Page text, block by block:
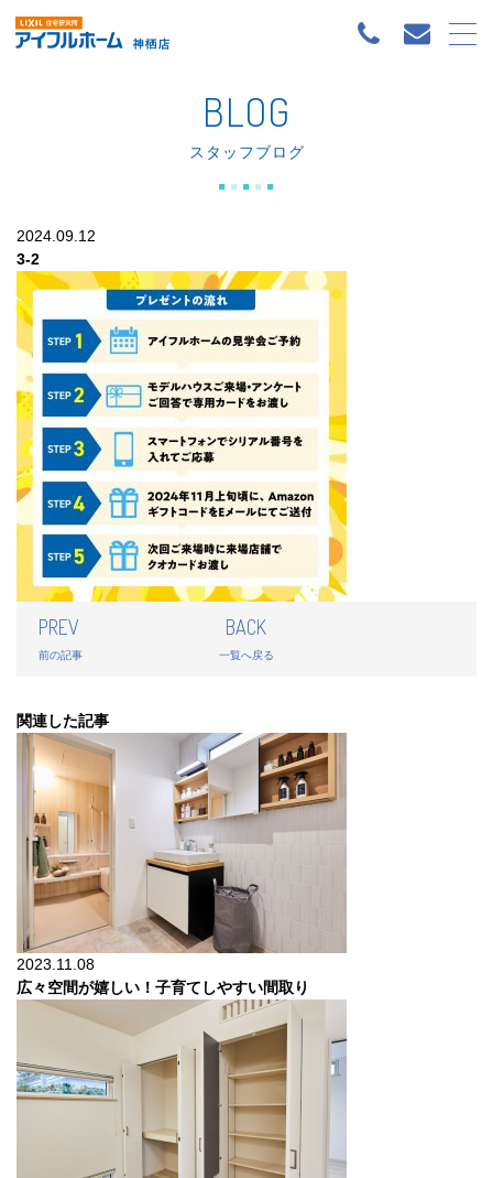
BLOG
スタッフブログ
2024.09.12
3-2
PREV
前の記事
BACK
一覧へ戻る
関連した記事
2023.11.08
広々空間が嬉しい！子育てしやすい間取り